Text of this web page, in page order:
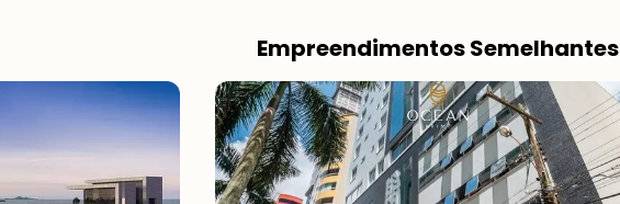
Empreendimentos Semelhantes